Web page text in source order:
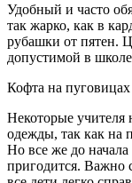
Удобный и часто
так жарко, как в
рубашки от пятен.
допустимой в
Кофта на пуговицах
Некоторые учителя
одежды, так как на
Но все же до начала
пригодится. Важно